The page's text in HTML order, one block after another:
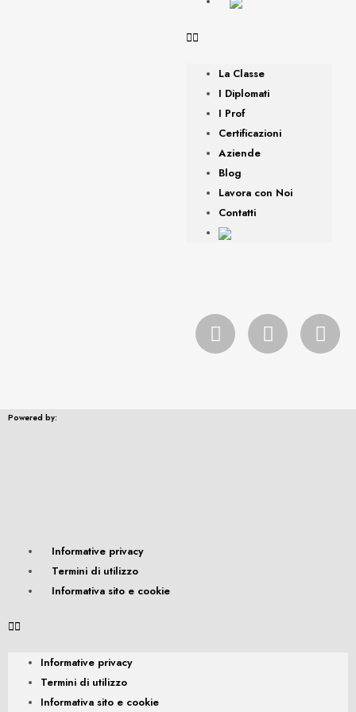
La Classe
I Diplomati
I Prof
Certificazioni
Aziende
Blog
Lavora con Noi
Contatti
Powered by:
Informative privacy
Termini di utilizzo
Informativa sito e cookie
Informative privacy
Termini di utilizzo
Informativa sito e cookie